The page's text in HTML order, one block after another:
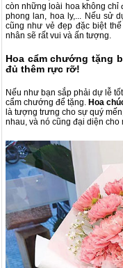
còn những loài hoa không chỉ
phong lan, hoa ly,... Nếu sử
cũng như vẻ đẹp đặc biệt
nhân sẽ rất vui và ấn tượng.
Hoa cẩm chướng tặng
đủ thêm rực rỡ!
Nếu như bạn sắp phải dự lễ
cẩm chướng để tặng. Hoa
là tượng trưng cho sự quý
nhau, và nó cũng đại diện